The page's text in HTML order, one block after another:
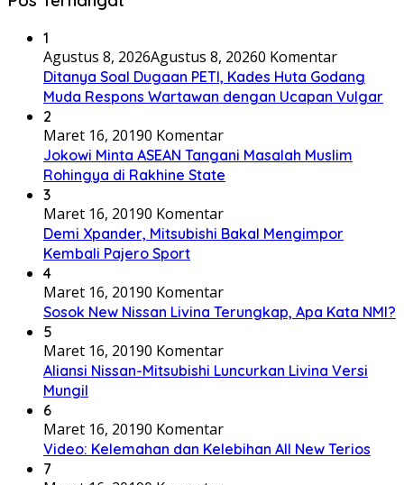
1
Agustus 8, 2026Agustus 8, 20260 Komentar
Ditanya Soal Dugaan PETI, Kades Huta Godang
Muda Respons Wartawan dengan Ucapan Vulgar
2
Maret 16, 20190 Komentar
Jokowi Minta ASEAN Tangani Masalah Muslim
Rohingya di Rakhine State
3
Maret 16, 20190 Komentar
Demi Xpander, Mitsubishi Bakal Mengimpor
Kembali Pajero Sport
4
Maret 16, 20190 Komentar
Sosok New Nissan Livina Terungkap, Apa Kata NMI?
5
Maret 16, 20190 Komentar
Aliansi Nissan-Mitsubishi Luncurkan Livina Versi
Mungil
6
Maret 16, 20190 Komentar
Video: Kelemahan dan Kelebihan All New Terios
7